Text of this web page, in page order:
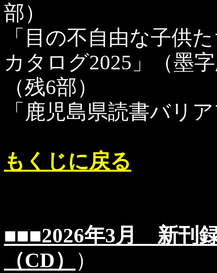
部）
「目の不自由な子供
カタログ2025」（墨
（残6部）
「鹿児島県読書バリ
もくじに戻る
■■■2026年3月 新刊
（CD）
）